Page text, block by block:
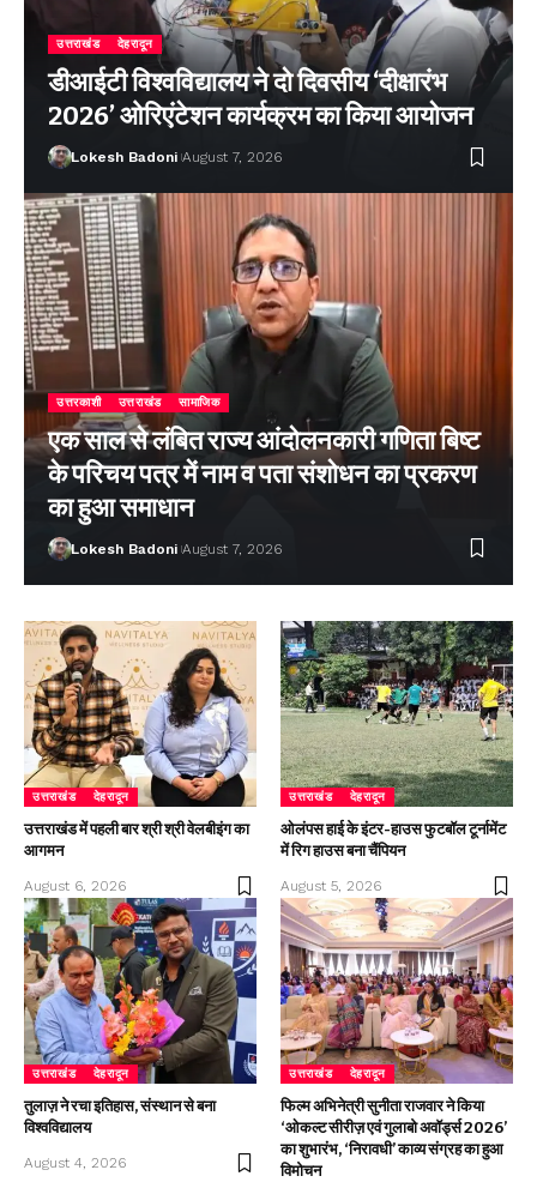
उत्तराखंड देहरादून
डीआईटी विश्वविद्यालय ने दो दिवसीय ‘दीक्षारंभ
2026’ ओरिएंटेशन कार्यक्रम का किया आयोजन
Lokesh Badoni August 7, 2026
उत्तरकाशी उत्तराखंड सामाजिक
एक साल से लंबित राज्य आंदोलनकारी गणिता बिष्ट
के परिचय पत्र में नाम व पता संशोधन का प्रकरण
का हुआ समाधान
Lokesh Badoni August 7, 2026
उत्तराखंड देहरादून
उत्तराखंड में पहली बार श्री श्री वेलबीइंग का
आगमन
August 6, 2026
उत्तराखंड देहरादून
ओलंपस हाई के इंटर-हाउस फुटबॉल टूर्नामेंट
में रिग हाउस बना चैंपियन
August 5, 2026
उत्तराखंड देहरादून
तुलाज़ ने रचा इतिहास, संस्थान से बना
विश्वविद्यालय
August 4, 2026
उत्तराखंड देहरादून
फिल्म अभिनेत्री सुनीता राजवार ने किया
‘ओकल्ट सीरीज़ एवं गुलाबो अवॉर्ड्स 2026’
का शुभारंभ, ‘निरावधी’ काव्य संग्रह का हुआ
विमोचन